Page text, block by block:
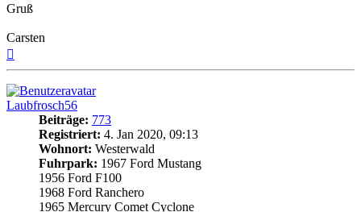
Gruß
Carsten
Laubfrosch56
Beiträge: 773
Registriert: 4. Jan 2020, 09:13
Wohnort: Westerwald
Fuhrpark: 1967 Ford Mustang
1956 Ford F100
1968 Ford Ranchero
1965 Mercury Comet Cyclone